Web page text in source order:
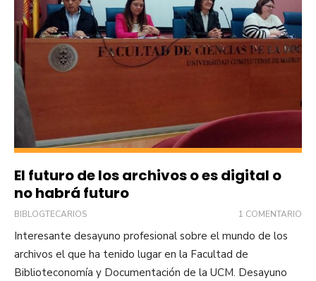
El futuro de los archivos o es digital o
no habrá futuro
BIBLOGTECARIOS 1 COMENTARIO
Interesante desayuno profesional sobre el mundo de los
archivos el que ha tenido lugar en la Facultad de
Biblioteconomía y Documentación de la UCM. Desayuno